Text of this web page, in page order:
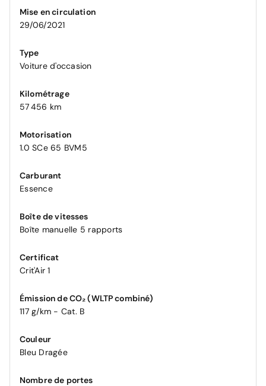
Mise en circulation
29/06/2021
Type
Voiture d'occasion
Kilométrage
57 456 km
Motorisation
1.0 SCe 65 BVM5
Carburant
Essence
Boîte de vitesses
Boîte manuelle 5 rapports
Certificat
Crit'Air 1
Émission de CO₂ (WLTP combiné)
117 g/km - Cat. B
Couleur
Bleu Dragée
Nombre de portes